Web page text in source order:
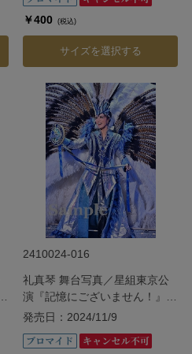
￥400 (税込)
サイズを選択する
2410024-016
礼真琴 舞台写真／星組東京公
演『記憶にございません！』
『Tiara Azul ―Destino―』
発売日：2024/11/9